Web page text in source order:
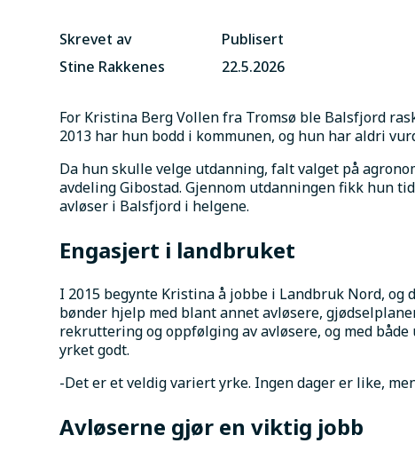
Skrevet av
Stine Rakkenes
Publisert
22.5.2026
For Kristina Berg Vollen fra Tromsø ble Balsfjord
2013 har hun bodd i kommunen, og hun har aldri
Da hun skulle velge utdanning, falt valget på
avdeling Gibostad. Gjennom utdanningen fikk hun
avløser i Balsfjord i helgene.
Engasjert i landbruket
I 2015 begynte Kristina å jobbe i Landbruk Nord,
bønder hjelp med blant annet avløsere,
rekruttering og oppfølging av avløsere, og med
yrket godt.
-Det er et veldig variert yrke. Ingen dager er like,
Avløserne gjør en viktig jobb